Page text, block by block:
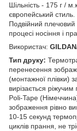
Шільність - 175 г /
європейський
Подвійний плечовий
процесі носіння і
Використач:
Тип друку:
перенесення
(монтажної плівки)
вирізається
Poli-Tape
зображення рівно
10-15 секунд
циклів прання, не